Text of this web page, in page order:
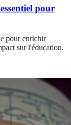
pour
pour enrichir
sur l'éducation.